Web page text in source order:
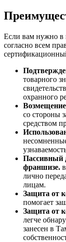
Если вам нужно в
согласно всем
товарного
охранного
со стороны
средством
Пассивный
франшизе.
лично
лицам.
Защита от
помогает
Защита от
легче
занесен в